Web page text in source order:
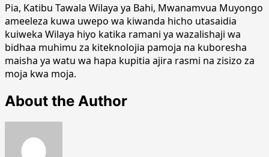
Pia, Katibu Tawala Wilaya ya Bahi, Mwanamvua Muyongo
ameeleza kuwa uwepo wa kiwanda hicho utasaidia
kuiweka Wilaya hiyo katika ramani ya wazalishaji wa
bidhaa muhimu za kiteknolojia pamoja na kuboresha
maisha ya watu wa hapa kupitia ajira rasmi na zisizo za
moja kwa moja.
About the Author